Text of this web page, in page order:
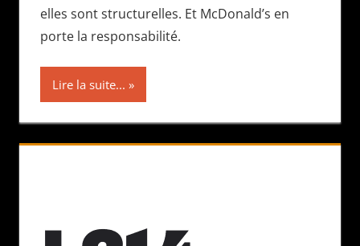
elles sont structurelles. Et McDonald’s en
porte la responsabilité.
Lire la suite...